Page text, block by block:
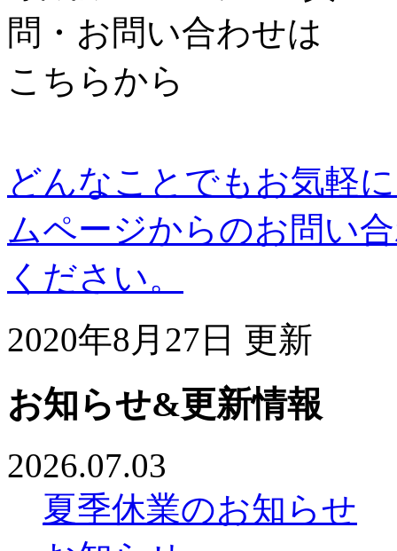
どんなことでもお気軽
ムページからのお問い
ください。
2020年8月27日 更新
お知らせ&更新情報
2026.07.03
夏季休業のお知らせ